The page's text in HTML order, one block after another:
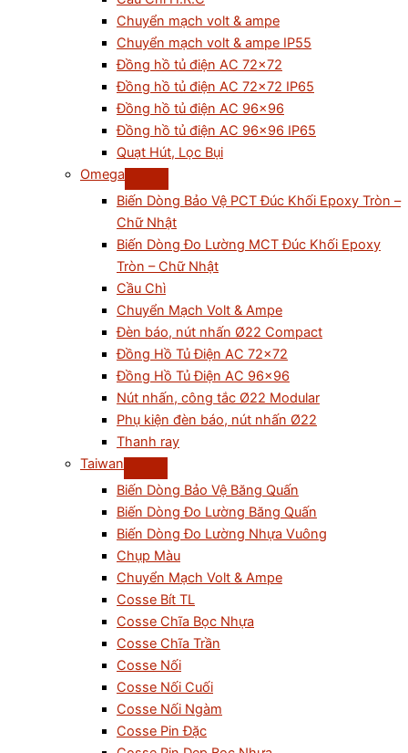
Chuyển mạch volt & ampe
Chuyển mạch volt & ampe IP55
Đồng hồ tủ điện AC 72×72
Đồng hồ tủ điện AC 72×72 IP65
Đồng hồ tủ điện AC 96×96
Đồng hồ tủ điện AC 96×96 IP65
Quạt Hút, Lọc Bụi
Omega
Biến Dòng Bảo Vệ PCT Đúc Khối Epoxy Tròn –
Chữ Nhật
Biến Dòng Đo Lường MCT Đúc Khối Epoxy
Tròn – Chữ Nhật
Cầu Chì
Chuyển Mạch Volt & Ampe
Đèn báo, nút nhấn Ø22 Compact
Đồng Hồ Tủ Điện AC 72×72
Đồng Hồ Tủ Điện AC 96×96
Nút nhấn, công tắc Ø22 Modular
Phụ kiện đèn báo, nút nhấn Ø22
Thanh ray
Taiwan
Biến Dòng Bảo Vệ Băng Quấn
Biến Dòng Đo Lường Băng Quấn
Biến Dòng Đo Lường Nhựa Vuông
Chụp Màu
Chuyển Mạch Volt & Ampe
Cosse Bít TL
Cosse Chĩa Bọc Nhựa
Cosse Chĩa Trần
Cosse Nối
Cosse Nối Cuối
Cosse Nối Ngàm
Cosse Pin Đặc